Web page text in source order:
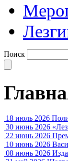
Поиск
18 июль 2026
30 июнь 2026
22 июнь 2026
10 июнь 2026
08 июнь 2026